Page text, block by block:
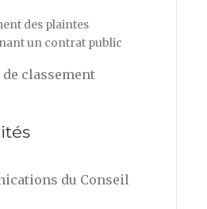
des plaintes
un contrat public
de classement
du Conseil